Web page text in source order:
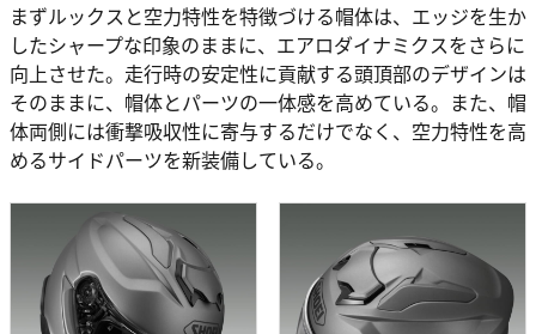
まずルックスと空力特性を特徴づける帽体は、エッジを生か
したシャープな印象のままに、エアロダイナミクスをさらに
向上させた。走行時の安定性に貢献する頭頂部のデザインは
そのままに、帽体とパーツの一体感を高めている。また、帽
体両側には衝撃吸収性に寄与するだけでなく、空力特性を高
めるサイドパーツを新装備している。